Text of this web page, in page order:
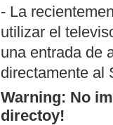
switch.com.
Conversor de
código
utilidad es la
compilación
operativos, a
- La
utilizar el
una entrada de
directamente al
Warning: No
directoy!